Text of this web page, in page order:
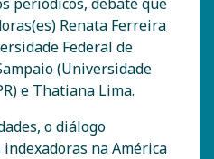
Renata Ferreira
Federal de
(Universidade
e Thatiana Lima.
o diálogo
na América